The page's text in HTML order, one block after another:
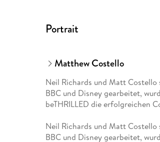
Portrait
Matthew Costello
Neil Richards und Matt Costello
BBC und Disney gearbeitet,
beTHRILLED die erfolgreichen
Neil Richards und Matt Costello
BBC und Disney gearbeitet,